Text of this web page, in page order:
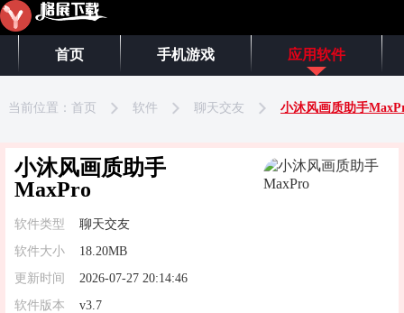
首页 手机游戏 应用软件
当前位置： 首页 软件 聊天交友 小沐风画质助手
小沐风画质助手
MaxPro
软件类型
聊天交友
软件大小
18.20MB
更新时间
2026-07-27 20:14:46
软件版本
v3.7